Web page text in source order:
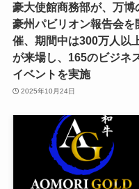
豪大使館商務部が、万博
豪州パビリオン報告会を
催、期間中は300万人以
が来場し、165のビジネ
イベントを実施
2025年10月24日